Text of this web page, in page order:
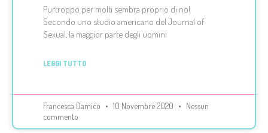
Purtroppo per molti sembra proprio di no!
Secondo uno studio americano del Journal of
Sexual, la maggior parte degli uomini
LEGGI TUTTO
Francesca Damico 10 Novembre 2020
Nessun
commento